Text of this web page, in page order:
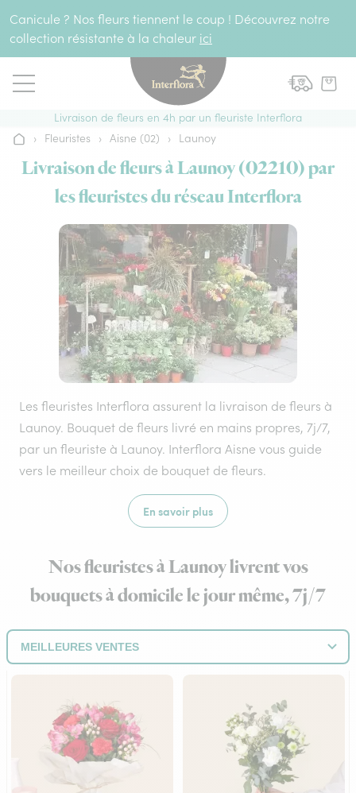
Canicule ? Nos fleurs tiennent le coup ! Découvrez notre
collection résistante à la chaleur ici
Livraison de fleurs en 4h par un fleuriste Interflora
Accueil
› Fleuristes › Aisne (02) › Launoy
Livraison de fleurs à Launoy (02210) par
les fleuristes du réseau Interflora
Les fleuristes Interflora assurent la livraison de fleurs à
Launoy. Bouquet de fleurs livré en mains propres, 7j/7,
par un fleuriste à Launoy. Interflora Aisne vous guide
vers le meilleur choix de bouquet de fleurs.
En savoir plus
Nos fleuristes à Launoy livrent vos
bouquets à domicile le jour même, 7j/7